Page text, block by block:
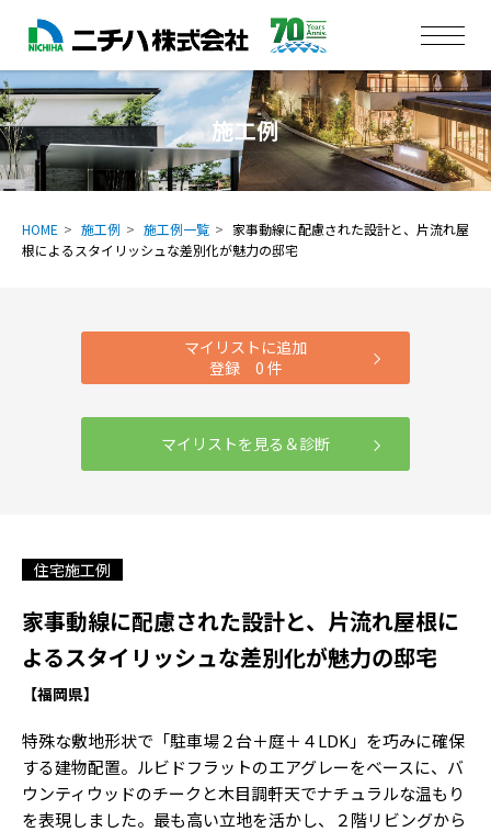
施工例
HOME 施工例 施工例一覧
家事動線に配慮された設計と、片流れ屋
根によるスタイリッシュな差別化が魅力の邸宅
マイリストに追加
登録 0 件
マイリストを見る＆診断
住宅施工例
家事動線に配慮された設計と、片流れ屋根に
よるスタイリッシュな差別化が魅力の邸宅
【福岡県】
特殊な敷地形状で「駐車場２台＋庭＋４LDK」を巧みに確保
する建物配置。ルビドフラットのエアグレーをベースに、バ
ウンティウッドのチークと木目調軒天でナチュラルな温もり
を表現しました。最も高い立地を活かし、２階リビングから